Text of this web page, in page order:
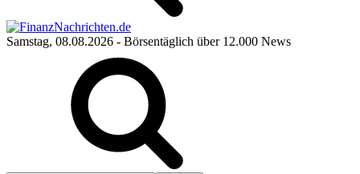
Samstag, 08.08.2026 - Börsentäglich über 12.000 News